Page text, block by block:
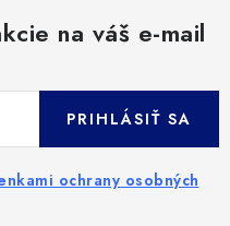
na váš e-mail
ochrany osobných
PRIHLÁSIŤ SA